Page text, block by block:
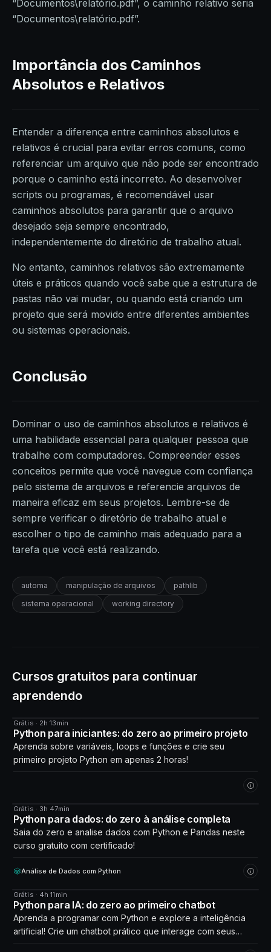
“Documentos\relatório.pdf”, o caminho relativo seria
“Documentos\relatório.pdf”.
Importância dos Caminhos
Absolutos e Relativos
Entender a diferença entre caminhos absolutos e
relativos é crucial para evitar erros comuns, como
referenciar um arquivo que não pode ser encontrado
porque o caminho está incorreto. Ao desenvolver
scripts ou programas, é recomendável usar
caminhos absolutos para garantir que o arquivo
desejado seja sempre encontrado,
independentemente do diretório de trabalho atual.
No entanto, caminhos relativos são extremamente
úteis e práticos quando você sabe que a estrutura de
pastas não vai mudar, ou quando está criando um
projeto que será movido entre diferentes ambientes
ou sistemas operacionais.
Conclusão
Dominar o uso de caminhos absolutos e relativos é
uma habilidade essencial para qualquer pessoa que
trabalhe com computadores. Compreender esses
conceitos permite que você navegue com confiança
pelo sistema de arquivos e referencie arquivos de
maneira eficaz em seus projetos. Lembre-se de
sempre verificar o diretório de trabalho atual e
escolher o tipo de caminho mais adequado para a
tarefa que você está realizando.
automa manipulação de arquivos
pathlib
sistema operacional
working directory
Cursos gratuitos para continuar
aprendendo
CURSO
Grátis · 2h 13min
Python para iniciantes: do zero ao primeiro projeto
Aprenda sobre variáveis, loops e funções e crie seu
primeiro projeto Python em apenas 2 horas!
CURSO
Grátis · 3h 47min
Python para dados: do zero à análise completa
Saia do zero e analise dados com Python e Pandas neste
curso gratuito com certificado!
Análise de Dados com Python
CURSO
Grátis · 4h 11min
Python para IA: do zero ao primeiro chatbot
Aprenda a programar com Python e explore a inteligência
artificial! Crie um chatbot prático que interage com seus